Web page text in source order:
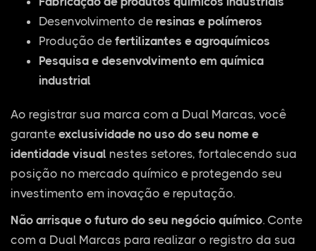
Desenvolvimento de resinas e polímeros
Produção de fertilizantes e agroquímicos
Pesquisa e desenvolvimento em química
industrial
Ao registrar sua marca com a Dual Marcas, você
garante exclusividade no uso do seu nome e
identidade visual nestes setores, fortalecendo sua
posição no mercado químico e protegendo seu
investimento em inovação e reputação.
Não arrisque o futuro do seu negócio químico. Conte
com a Dual Marcas para realizar o registro da sua